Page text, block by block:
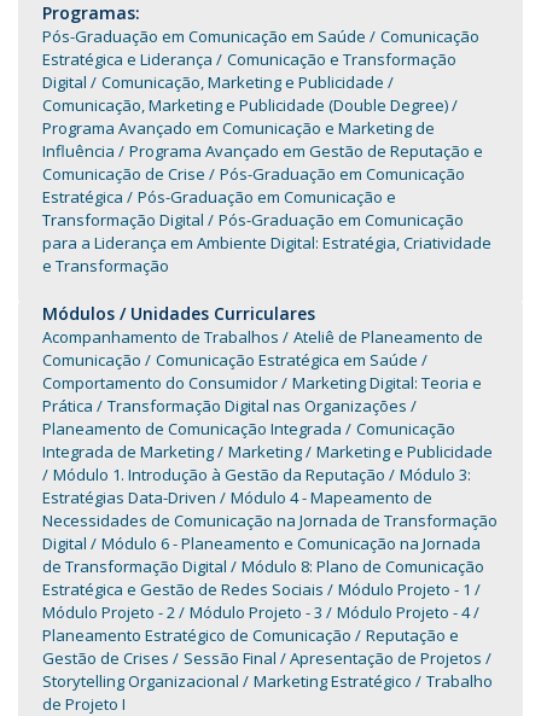
Programas:
Pós-Graduação em Comunicação em Saúde
Comunicação
Estratégica e Liderança
Comunicação e Transformação
Digital
Comunicação, Marketing e Publicidade
Comunicação, Marketing e Publicidade (Double Degree)
Programa Avançado em Comunicação e Marketing de
Influência
Programa Avançado em Gestão de Reputação e
Comunicação de Crise
Pós-Graduação em Comunicação
Estratégica
Pós-Graduação em Comunicação e
Transformação Digital
Pós-Graduação em Comunicação
para a Liderança em Ambiente Digital: Estratégia, Criatividade
e Transformação
Módulos / Unidades Curriculares
Acompanhamento de Trabalhos
Ateliê de Planeamento de
Comunicação
Comunicação Estratégica em Saúde
Comportamento do Consumidor
Marketing Digital: Teoria e
Prática
Transformação Digital nas Organizações
Planeamento de Comunicação Integrada
Comunicação
Integrada de Marketing
Marketing
Marketing e Publicidade
Módulo 1. Introdução à Gestão da Reputação
Módulo 3:
Estratégias Data-Driven
Módulo 4 - Mapeamento de
Necessidades de Comunicação na Jornada de Transformação
Digital
Módulo 6 - Planeamento e Comunicação na Jornada
de Transformação Digital
Módulo 8: Plano de Comunicação
Estratégica e Gestão de Redes Sociais
Módulo Projeto - 1
Módulo Projeto - 2
Módulo Projeto - 3
Módulo Projeto - 4
Planeamento Estratégico de Comunicação
Reputação e
Gestão de Crises
Sessão Final / Apresentação de Projetos
Storytelling Organizacional
Marketing Estratégico
Trabalho
de Projeto I